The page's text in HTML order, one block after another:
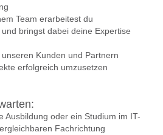
Team erarbeitest du
bringst dabei deine Expertise
Kunden und Partnern
erfolgreich umzusetzen
Ausbildung oder ein Studium im IT-
Fachrichtung